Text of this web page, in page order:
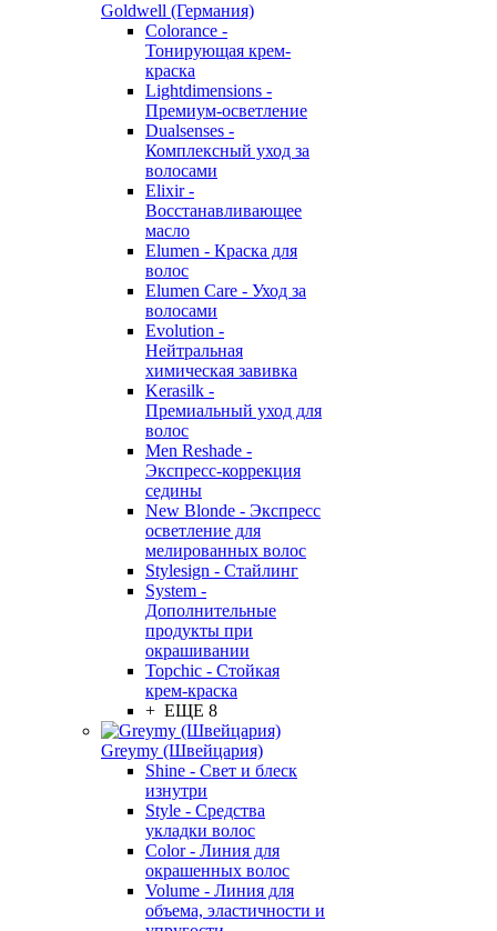
Goldwell (Германия)
Colorance -
Тонирующая крем-
краска
Lightdimensions -
Премиум-осветление
Dualsenses -
Комплексный уход за
волосами
Elixir -
Восстанавливающее
масло
Elumen - Краска для
волос
Elumen Care - Уход за
волосами
Evolution -
Нейтральная
химическая завивка
Kerasilk -
Премиальный уход для
волос
Men Reshade -
Экспресс-коррекция
седины
New Blonde - Экспресс
осветление для
мелированных волос
Stylesign - Стайлинг
System -
Дополнительные
продукты при
окрашивании
Topchic - Стойкая
крем-краска
+ ЕЩЕ 8
Greymy (Швейцария)
Shine - Свет и блеск
изнутри
Style - Средства
укладки волос
Color - Линия для
окрашенных волос
Volume - Линия для
объема, эластичности и